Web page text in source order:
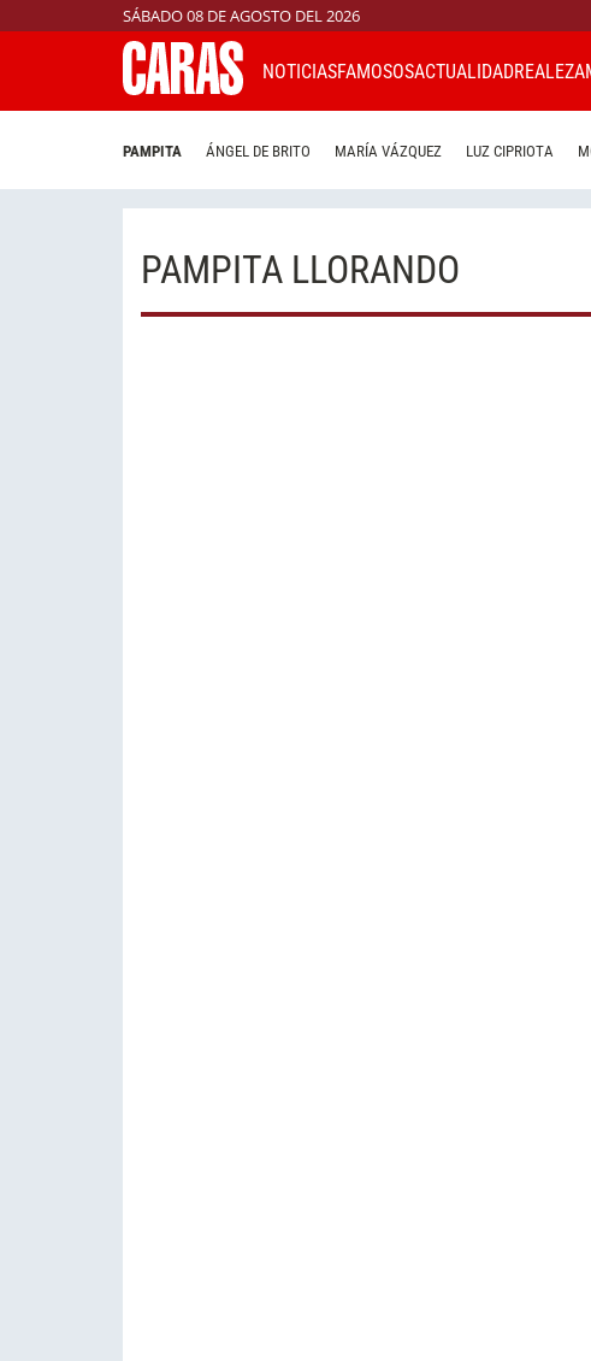
SÁBADO 08 DE AGOSTO DEL 2026
NOTICIASFAMOSOSACTUALIDADREALEZA
PAMPITA ÁNGEL DE BRITO MARÍA VÁZQUEZ LUZ CIPRIOTA
PAMPITA LLORANDO